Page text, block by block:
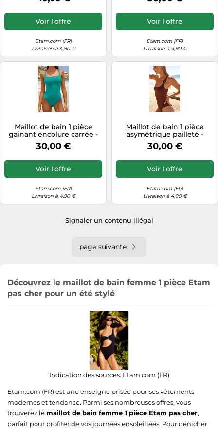
Voir l'offre
Etam.com (FR)
Livraison à 4,90 €
Noir - Femme - Etam
Voir l'offre
Etam.com (FR)
Livraison à 4,90 €
Maillot de bain 1 pièce
gainant encolure carrée -
Sculpt - 36 - Emeraude Clair
- Femme - Etam
30,00 €
Voir l'offre
Etam.com (FR)
Livraison à 4,90 €
Maillot de bain 1 pièce
asymétrique pailleté -
Celestia - 36 - Marron
Chocolat - Femme - Etam
30,00 €
Voir l'offre
Etam.com (FR)
Livraison à 4,90 €
Signaler un contenu illégal
page suivante
Découvrez le maillot de bain femme 1 pièce Etam
pas cher pour un été stylé
Indication des sources: Etam.com (FR)
Etam.com (FR) est une enseigne prisée pour ses vêtements
modernes et tendance. Parmi ses nombreuses offres, vous
trouverez le maillot de bain femme 1 pièce Etam pas cher,
parfait pour profiter de vos journées ensoleillées. Pour dénicher